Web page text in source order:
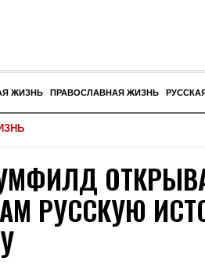
ЖИЗНЬ ПРАВОСЛАВНАЯ ЖИЗНЬ
РУССКУЮ